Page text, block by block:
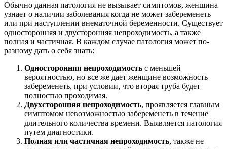
Обычно данная патология не вызывает симптомов, женщина
узнает о наличии заболевания когда не может забеременеть
или при наступлении внематочной беременности. Существует
односторонняя и двусторонняя непроходимость, а также
полная и частичная. В каждом случае патология может по-
разному дать о себя знать:
Односторонняя непроходимость с меньшей
вероятностью, но все же дает женщине возможность
забеременеть, при условии, что вторая труба будет
полностью проходимая.
Двухсторонняя непроходимость, проявляется главным
симптомом невозможностью забеременеть в течение
длительного количества времени. Выявляется патология
путем диагностики.
Полная или частичная непроходимость, также не